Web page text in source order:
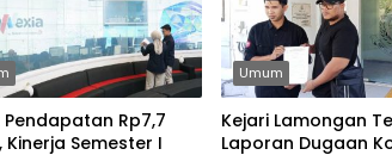
Rp7,7
Kinerja Semester I
Umum
Kejari Lamongan
Laporan Dugaan